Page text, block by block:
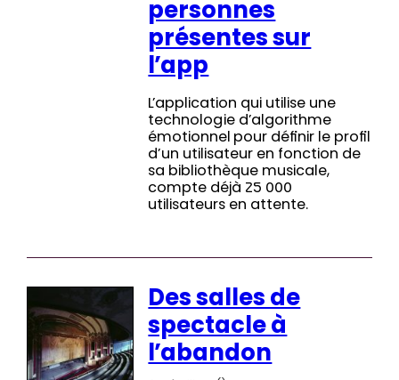
personnes
présentes sur
l’app
L’application qui utilise une
technologie d’algorithme
émotionnel pour définir le profil
d’un utilisateur en fonction de
sa bibliothèque musicale,
compte déjà 25 000
utilisateurs en attente.
Des salles de
spectacle à
l’abandon